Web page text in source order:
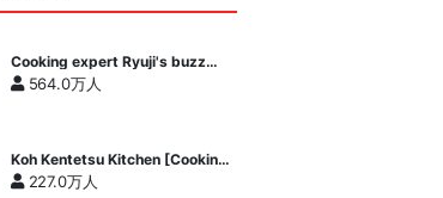
Cooking expert Ryuji's buzz
recipe
564.0万人
Koh Kentetsu Kitchen [Cooking
expert Koh Kentetsu official
channel]
227.0万人